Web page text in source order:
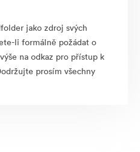
jako zdroj svých
li formálně požádat o
na odkaz pro přístup k
prosím všechny